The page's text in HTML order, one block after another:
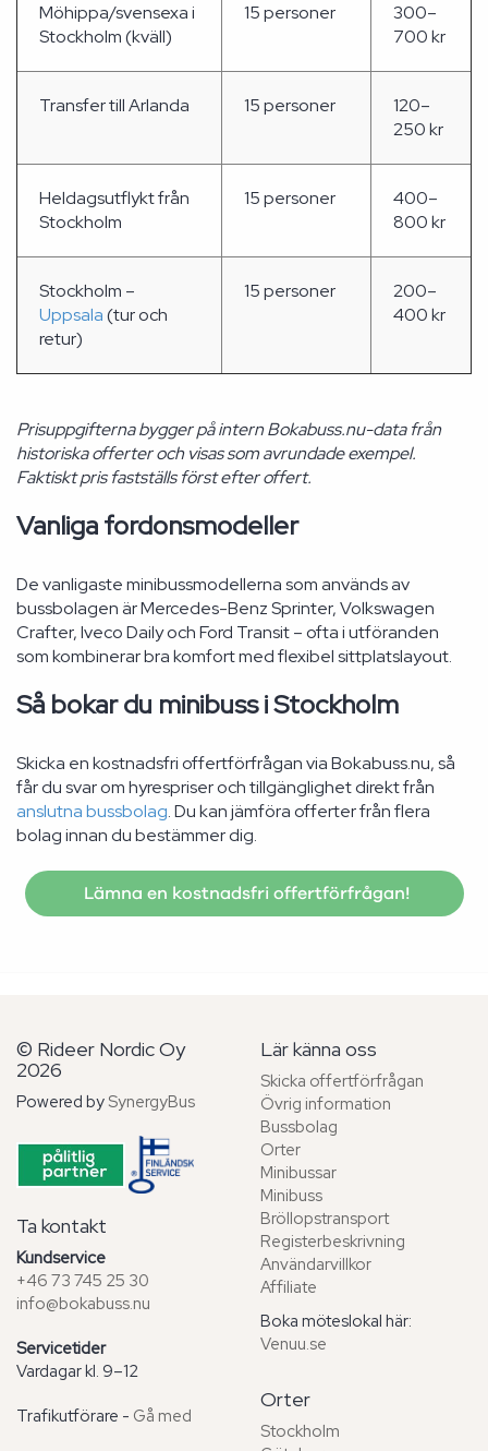
Möhippa/svensexa i
Stockholm (kväll)
15 personer
300–
700 kr
Transfer till Arlanda 15 personer
120–
250 kr
Heldagsutflykt från
Stockholm
15 personer
400–
800 kr
Stockholm –
Uppsala(tur och
retur)
15 personer
200–
400 kr
Prisuppgifterna bygger på intern Bokabuss.nu-data från
historiska offerter och visas som avrundade exempel.
Faktiskt pris fastställs först efter offert.
Vanliga fordonsmodeller
De vanligaste minibussmodellerna som används av
bussbolagen är Mercedes-Benz Sprinter, Volkswagen
Crafter, Iveco Daily och Ford Transit – ofta i utföranden
som kombinerar bra komfort med flexibel sittplatslayout.
Så bokar du minibuss i Stockholm
Skicka en kostnadsfri offertförfrågan via Bokabuss.nu, så
får du svar om hyrespriser och tillgänglighet direkt från
anslutna bussbolag. Du kan jämföra offerter från flera
bolag innan du bestämmer dig.
Lämna en kostnadsfri offertförfrågan!
© Rideer Nordic Oy
2026
Powered by SynergyBus
Ta kontakt
Kundservice
+46 73 745 25 30
info@bokabuss.nu
Servicetider
Vardagar kl. 9–12
Trafikutförare - Gå med
Lär känna oss
Skicka offertförfrågan
Övrig information
Bussbolag
Orter
Minibussar
Minibuss
Bröllopstransport
Registerbeskrivning
Användarvillkor
Affiliate
Boka möteslokal här:
Venuu.se
Orter
Stockholm